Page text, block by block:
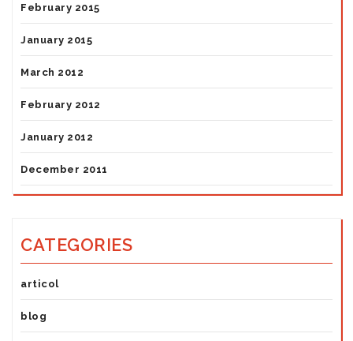
February 2015
January 2015
March 2012
February 2012
January 2012
December 2011
CATEGORIES
articol
blog